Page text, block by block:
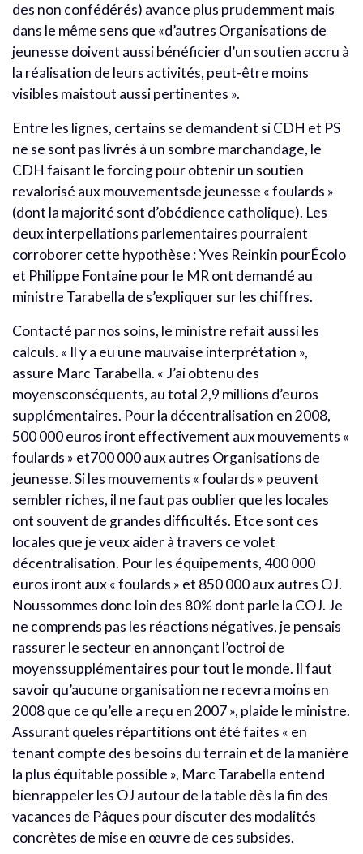
des non confédérés) avance plus prudemment mais
dans le même sens que «d’autres Organisations de
jeunesse doivent aussi bénéficier d’un soutien accru à
la réalisation de leurs activités, peut-être moins
visibles maistout aussi pertinentes ».
Entre les lignes, certains se demandent si CDH et PS
ne se sont pas livrés à un sombre marchandage, le
CDH faisant le forcing pour obtenir un soutien
revalorisé aux mouvementsde jeunesse « foulards »
(dont la majorité sont d’obédience catholique). Les
deux interpellations parlementaires pourraient
corroborer cette hypothèse : Yves Reinkin pourÉcolo
et Philippe Fontaine pour le MR ont demandé au
ministre Tarabella de s’expliquer sur les chiffres.
Contacté par nos soins, le ministre refait aussi les
calculs. « Il y a eu une mauvaise interprétation »,
assure Marc Tarabella. « J’ai obtenu des
moyensconséquents, au total 2,9 millions d’euros
supplémentaires. Pour la décentralisation en 2008,
500 000 euros iront effectivement aux mouvements «
foulards » et700 000 aux autres Organisations de
jeunesse. Si les mouvements « foulards » peuvent
sembler riches, il ne faut pas oublier que les locales
ont souvent de grandes difficultés. Etce sont ces
locales que je veux aider à travers ce volet
décentralisation. Pour les équipements, 400 000
euros iront aux « foulards » et 850 000 aux autres OJ.
Noussommes donc loin des 80% dont parle la COJ. Je
ne comprends pas les réactions négatives, je pensais
rassurer le secteur en annonçant l’octroi de
moyenssupplémentaires pour tout le monde. Il faut
savoir qu’aucune organisation ne recevra moins en
2008 que ce qu’elle a reçu en 2007 », plaide le ministre.
Assurant queles répartitions ont été faites « en
tenant compte des besoins du terrain et de la manière
la plus équitable possible », Marc Tarabella entend
bienrappeler les OJ autour de la table dès la fin des
vacances de Pâques pour discuter des modalités
concrètes de mise en œuvre de ces subsides.